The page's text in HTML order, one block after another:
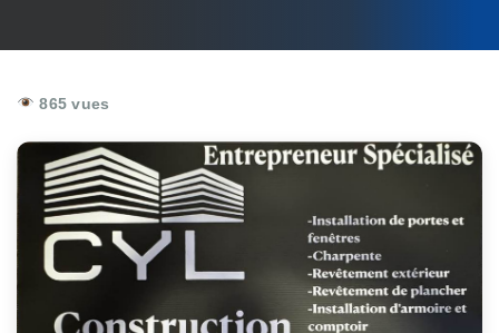
865 vues